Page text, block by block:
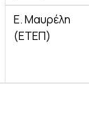
Ε. Μαυρέλη
(ΕΤΕΠ)